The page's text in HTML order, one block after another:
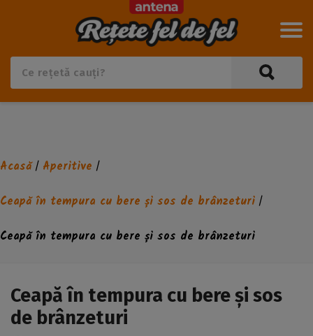
Acasă/ Aperitive /
Ceapă în tempura cu bere și sos de brânzeturi /
Ceapă în tempura cu bere și sos de brânzeturi
Ceapă în tempura cu bere și sos
de brânzeturi